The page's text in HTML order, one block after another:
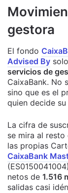
gestora
El fondo
Advised By
servicios de
CaixaBank. No
sino que es el
quien decide
La cifra de
se mira al
las propias
CaixaBank
netos de 1.516
salidas casi